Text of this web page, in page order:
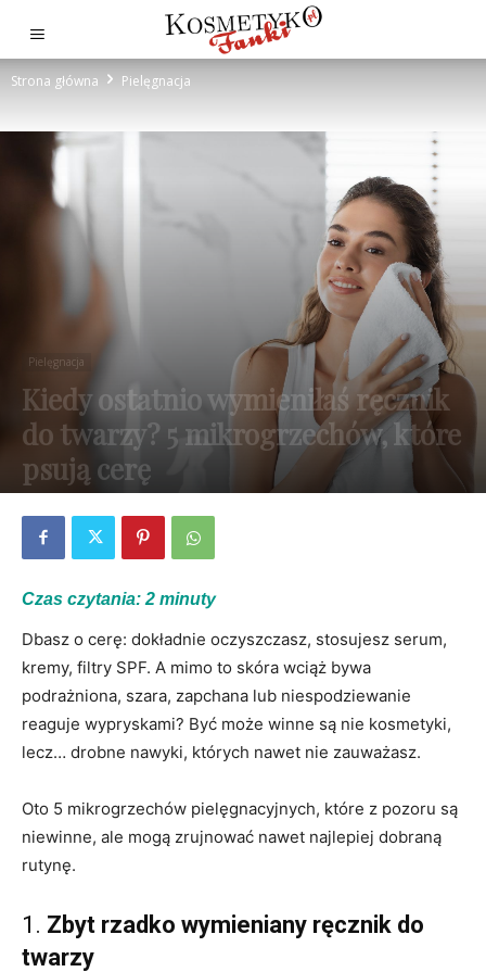
Strona główna Pielęgnacja
Pielęgnacja
Kiedy ostatnio wymieniłaś ręcznik
do twarzy? 5 mikrogrzechów, które
psują cerę
Czas czytania: 2 minuty
Dbasz o cerę: dokładnie oczyszczasz, stosujesz serum,
kremy, filtry SPF. A mimo to skóra wciąż bywa
podrażniona, szara, zapchana lub niespodziewanie
reaguje wypryskami? Być może winne są nie kosmetyki,
lecz… drobne nawyki, których nawet nie zauważasz.
Oto 5 mikrogrzechów pielęgnacyjnych, które z pozoru są
niewinne, ale mogą zrujnować nawet najlepiej dobraną
rutynę.
1. Zbyt rzadko wymieniany ręcznik do
twarzy